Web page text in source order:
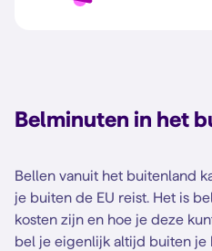
Belminuten in het
Bellen vanuit het buitenland
je buiten de EU reist. Het is
kosten zijn en hoe je deze
bel je eigenlijk altijd buiten je